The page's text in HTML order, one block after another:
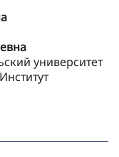
университет